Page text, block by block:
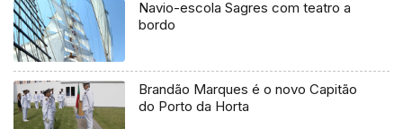
Navio-escola Sagres com teatro a
bordo
Brandão Marques é o novo Capitão
do Porto da Horta